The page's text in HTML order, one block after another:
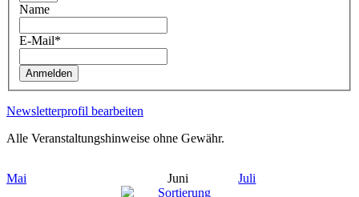
Name
E-Mail*
Anmelden
Newsletterprofil bearbeiten
Alle Veranstaltungshinweise ohne Gewähr.
Mai Juni
Juli